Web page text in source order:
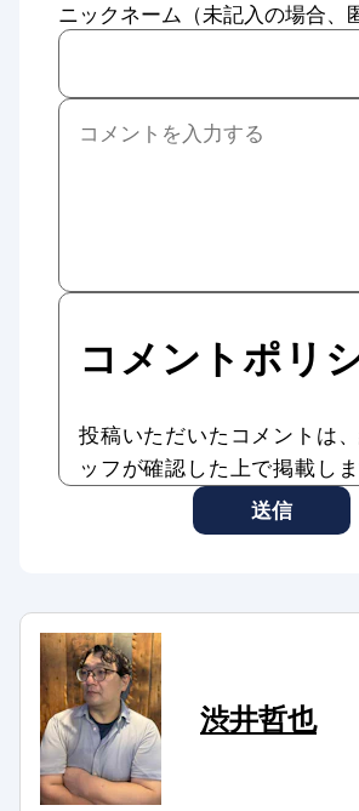
ニックネーム（未記入の場合、
コメントポリ
投稿いただいたコメントは
ッフが確認した上で掲載し
したコメントはAddiction
事やサービスに転載、利用す
ッフの判断で修正したり、全
は一部を非掲載とさせていた
する場合もあります。
次のようなコメントは非掲載
削除します。
送信
渋井哲也